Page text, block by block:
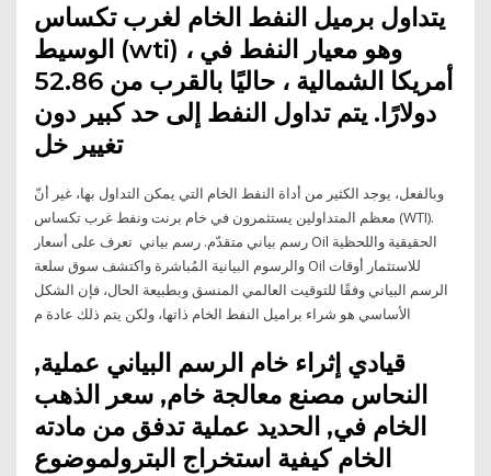
يتداول برميل النفط الخام لغرب تكساس
الوسيط (wti) ، وهو معيار النفط في
أمريكا الشمالية ، حاليًا بالقرب من 52.86
دولارًا. يتم تداول النفط إلى حد كبير دون
تغيير خل
وبالفعل، يوجد الكثير من أداة النفط الخام التي يمكن التداول بها، غير أنّ
معظم المتداولين يستثمرون في خام برنت ونفط غرب تكساس (WTI).
رسم بياني متقدّم. رسم بياني تعرف على أسعار Oil الحقيقية واللحظية
والرسوم البيانية المُباشرة واكتشف سوق سلعة Oil للاستثمار أوقات
الرسم البياني وفقًا للتوقيت العالمي المنسق وبطبيعة الحال، فإن الشكل
الأساسي هو شراء براميل النفط الخام ذاتها، ولكن يتم ذلك عادة م
قيادي إثراء خام الرسم البياني عملية,
النحاس مصنع معالجة خام, سعر الذهب
الخام في, الحديد عملية تدفق من مادته
الخام كيفية استخراج البترولموضوع